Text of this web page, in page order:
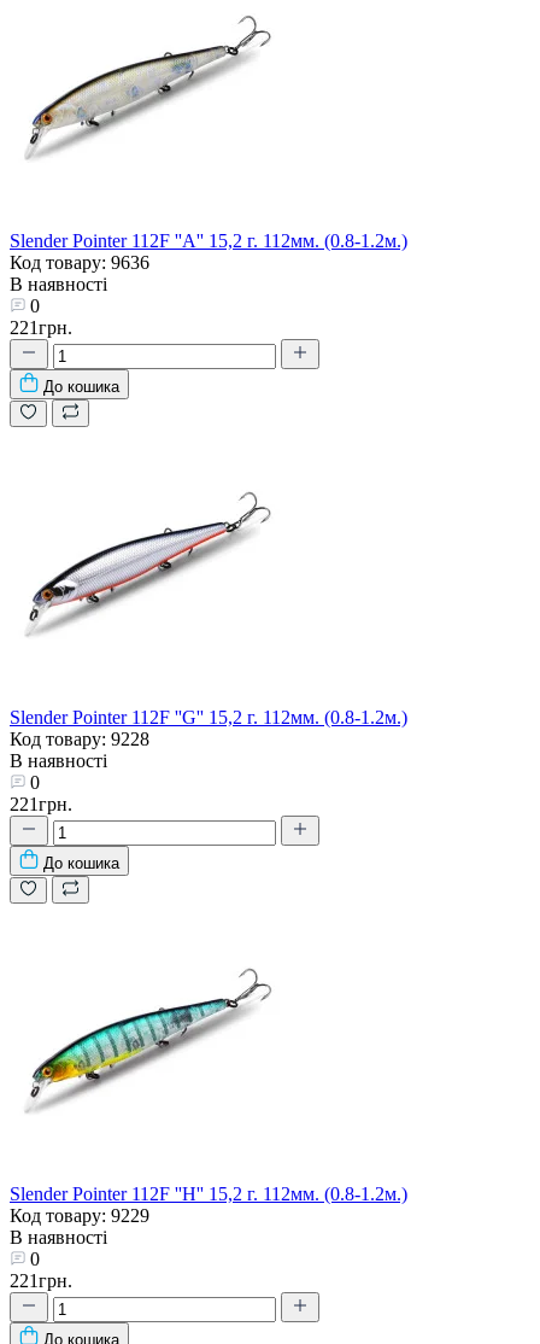
Slender Pointer 112F ''A'' 15,2 г. 112мм. (0.8-1.2м.)
Код товару: 9636
В наявності
0
221грн.
До кошика
Slender Pointer 112F ''G'' 15,2 г. 112мм. (0.8-1.2м.)
Код товару: 9228
В наявності
0
221грн.
До кошика
Slender Pointer 112F ''H'' 15,2 г. 112мм. (0.8-1.2м.)
Код товару: 9229
В наявності
0
221грн.
До кошика